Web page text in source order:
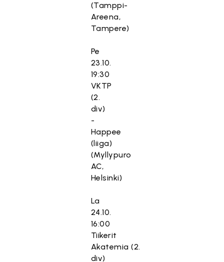
(Tamppi-
Areena,
Tampere)
Pe
23.10.
19:30
VKTP
(2.
div)
-
Happee
(liiga)
(Myllypuro
AC,
Helsinki)
La
24.10.
16:00
Tiikerit
Akatemia (2.
div)